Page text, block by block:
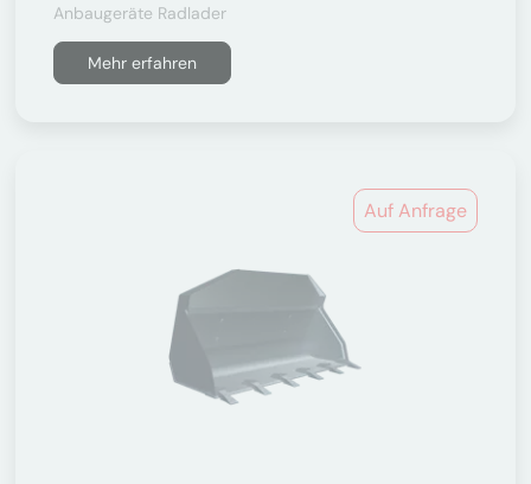
Anbaugeräte Radlader
Mehr erfahren
Auf Anfrage